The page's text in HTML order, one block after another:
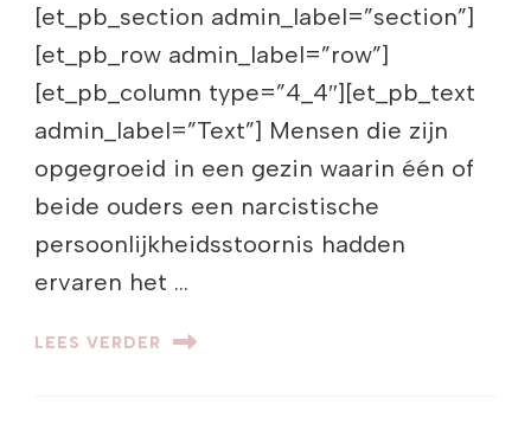
[et_pb_section admin_label=”section”]
[et_pb_row admin_label=”row”]
[et_pb_column type=”4_4″][et_pb_text
admin_label=”Text”] Mensen die zijn
opgegroeid in een gezin waarin één of
beide ouders een narcistische
persoonlijkheidsstoornis hadden
ervaren het …
LEES VERDER